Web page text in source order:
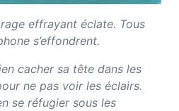
effrayant éclate. Tous
s’effondrent.
cacher sa tête dans les
ne pas voir les éclairs.
se réfugier sous les